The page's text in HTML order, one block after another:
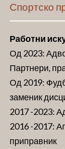
Спортско
Работни
Од 2023:
Партнери,
Од 2019:
заменик
2017 -2023:
2016 -2017:
приправник